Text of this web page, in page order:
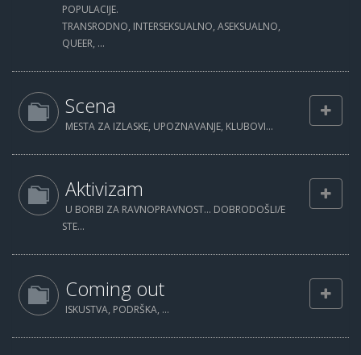
POPULACIJE.
TRANSRODNO, INTERSEKSUALNO, ASEKSUALNO,
QUEER, ...
Scena
MESTA ZA IZLASKE, UPOZNAVANJE, KLUBOVI...
Aktivizam
U BORBI ZA RAVNOPRAVNOST... DOBRODOŠLI/E
STE...
Coming out
ISKUSTVA, PODRŠKA, ...